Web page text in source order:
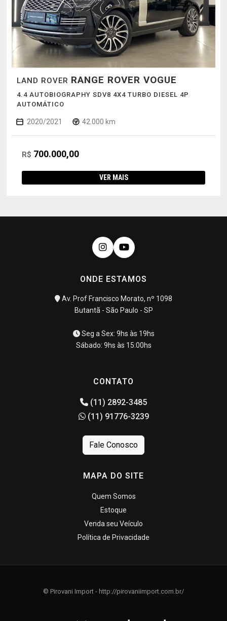
LAND ROVER RANGE ROVER VOGUE
4.4 AUTOBIOGRAPHY SDV8 4X4 TURBO DIESEL 4P
AUTOMÁTICO
2020/2021 42.000 km
R$ 700.000,00
VER MAIS
ONDE ESTAMOS
Av. Prof Francisco Morato, nº 1098
Butantã - São Paulo - SP
Seg a Sex: 9hs às 19hs
Sábado: 9hs às 15:00hs
CONTATO
(11) 2892-3485
(11) 91776-3239
Fale Conosco
MAPA DO SITE
Quem Somos
Estoque
Venda seu Veículo
Política de Privacidade
© Pirovani Import - http://pirovaniimport.com.br/